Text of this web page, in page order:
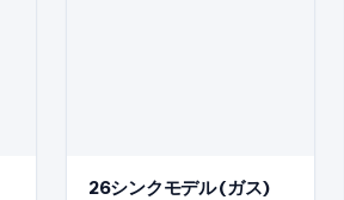
26シンクモデル (ガス)